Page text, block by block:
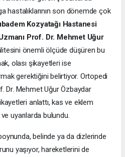
hastalıklarının son dönemde çok
Kozyatağı Hastanesi
Prof. Dr. Mehmet Uğur
önemli ölçüde düşüren bu
olası şikayetleri ise
gerektiğini belirtiyor. Ortopedi
Dr. Mehmet Uğur Özbaydar
anlattı, kas ve eklem
uyarılarda bulundu.
belinde ya da dizlerinde
yaşıyor, hareketlerini de